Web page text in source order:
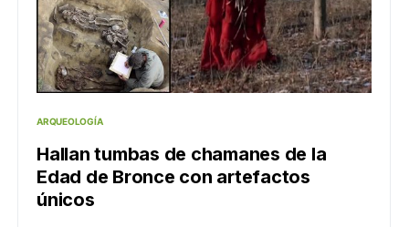
ARQUEOLOGÍA
Hallan tumbas de chamanes de la
Edad de Bronce con artefactos
únicos